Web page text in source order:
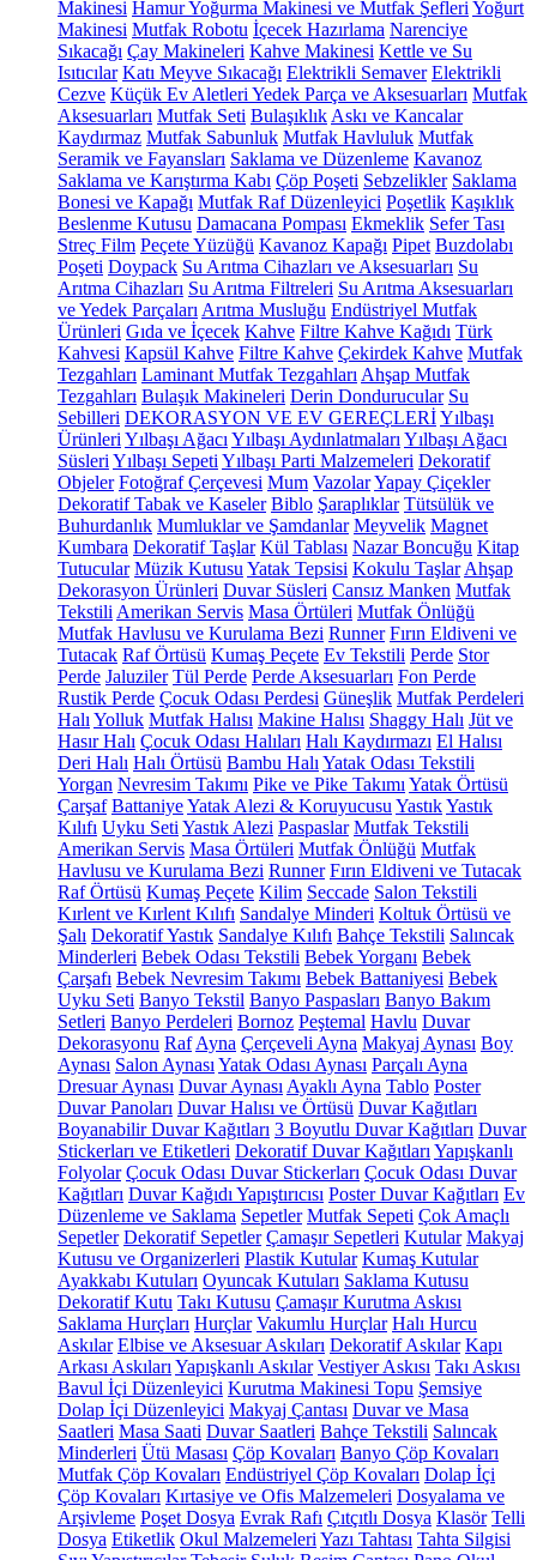
Makinesi Hamur Yoğurma Makinesi ve Mutfak Şefleri Yoğurt
Makinesi Mutfak Robotu İçecek Hazırlama Narenciye
Sıkacağı Çay Makineleri Kahve Makinesi Kettle ve Su
Isıtıcılar Katı Meyve Sıkacağı Elektrikli Semaver Elektrikli
Cezve Küçük Ev Aletleri Yedek Parça ve Aksesuarları Mutfak
Aksesuarları Mutfak Seti Bulaşıklık Askı ve Kancalar
Kaydırmaz Mutfak Sabunluk Mutfak Havluluk Mutfak
Seramik ve Fayansları Saklama ve Düzenleme Kavanoz
Saklama ve Karıştırma Kabı Çöp Poşeti Sebzelikler Saklama
Bonesi ve Kapağı Mutfak Raf Düzenleyici Poşetlik Kaşıklık
Beslenme Kutusu Damacana Pompası Ekmeklik Sefer Tası
Streç Film Peçete Yüzüğü Kavanoz Kapağı Pipet Buzdolabı
Poşeti Doypack Su Arıtma Cihazları ve Aksesuarları Su
Arıtma Cihazları Su Arıtma Filtreleri Su Arıtma Aksesuarları
ve Yedek Parçaları Arıtma Musluğu Endüstriyel Mutfak
Ürünleri Gıda ve İçecek Kahve Filtre Kahve Kağıdı Türk
Kahvesi Kapsül Kahve Filtre Kahve Çekirdek Kahve Mutfak
Tezgahları Laminant Mutfak Tezgahları Ahşap Mutfak
Tezgahları Bulaşık Makineleri Derin Dondurucular Su
Sebilleri DEKORASYON VE EV GEREÇLERİYılbaşı
Ürünleri Yılbaşı Ağacı Yılbaşı Aydınlatmaları Yılbaşı Ağacı
Süsleri Yılbaşı Sepeti Yılbaşı Parti Malzemeleri Dekoratif
Objeler Fotoğraf Çerçevesi Mum VazolarYapay Çiçekler
Dekoratif Tabak ve Kaseler Biblo Şaraplıklar Tütsülük ve
Buhurdanlık Mumluklar ve Şamdanlar Meyvelik Magnet
Kumbara Dekoratif Taşlar Kül Tablası Nazar Boncuğu Kitap
Tutucular Müzik Kutusu Yatak Tepsisi Kokulu Taşlar Ahşap
Dekorasyon Ürünleri Duvar Süsleri Cansız Manken Mutfak
Tekstili Amerikan Servis Masa Örtüleri Mutfak Önlüğü
Mutfak Havlusu ve Kurulama Bezi Runner Fırın Eldiveni ve
Tutacak Raf Örtüsü Kumaş Peçete Ev Tekstili Perde Stor
Perde Jaluziler Tül Perde Perde Aksesuarları Fon Perde
Rustik Perde Çocuk Odası Perdesi Güneşlik Mutfak Perdeleri
Halı Yolluk Mutfak Halısı Makine Halısı Shaggy Halı Jüt ve
Hasır Halı Çocuk Odası Halıları Halı Kaydırmazı El Halısı
Deri Halı Halı Örtüsü Bambu Halı Yatak Odası Tekstili
Yorgan Nevresim Takımı Pike ve Pike Takımı Yatak Örtüsü
Çarşaf BattaniyeYatak Alezi & Koruyucusu YastıkYastık
Kılıfı Uyku Seti Yastık Alezi Paspaslar Mutfak Tekstili
Amerikan Servis Masa Örtüleri Mutfak Önlüğü Mutfak
Havlusu ve Kurulama Bezi Runner Fırın Eldiveni ve Tutacak
Raf Örtüsü Kumaş Peçete Kilim Seccade Salon Tekstili
Kırlent ve Kırlent Kılıfı Sandalye Minderi Koltuk Örtüsü ve
Şalı Dekoratif Yastık Sandalye Kılıfı Bahçe Tekstili Salıncak
Minderleri Bebek Odası Tekstili Bebek Yorganı Bebek
Çarşafı Bebek Nevresim Takımı Bebek Battaniyesi Bebek
Uyku Seti Banyo Tekstil Banyo Paspasları Banyo Bakım
Setleri Banyo Perdeleri Bornoz Peştemal Havlu Duvar
Dekorasyonu Raf Ayna Çerçeveli Ayna Makyaj Aynası Boy
Aynası Salon Aynası Yatak Odası Aynası Parçalı Ayna
Dresuar Aynası Duvar Aynası Ayaklı Ayna Tablo Poster
Duvar Panoları Duvar Halısı ve Örtüsü Duvar Kağıtları
Boyanabilir Duvar Kağıtları 3 Boyutlu Duvar Kağıtları Duvar
Stickerları ve Etiketleri Dekoratif Duvar Kağıtları Yapışkanlı
Folyolar Çocuk Odası Duvar Stickerları Çocuk Odası Duvar
Kağıtları Duvar Kağıdı Yapıştırıcısı Poster Duvar Kağıtları Ev
Düzenleme ve Saklama Sepetler Mutfak Sepeti Çok Amaçlı
Sepetler Dekoratif Sepetler Çamaşır Sepetleri Kutular Makyaj
Kutusu ve Organizerleri Plastik Kutular Kumaş Kutular
Ayakkabı Kutuları Oyuncak Kutuları Saklama Kutusu
Dekoratif Kutu Takı Kutusu Çamaşır Kurutma Askısı
Saklama Hurçları Hurçlar Vakumlu Hurçlar Halı Hurcu
Askılar Elbise ve Aksesuar Askıları Dekoratif Askılar Kapı
Arkası Askıları Yapışkanlı Askılar Vestiyer Askısı Takı Askısı
Bavul İçi Düzenleyici Kurutma Makinesi Topu Şemsiye
Dolap İçi Düzenleyici Makyaj Çantası Duvar ve Masa
Saatleri Masa Saati Duvar Saatleri Bahçe Tekstili Salıncak
Minderleri Ütü Masası Çöp Kovaları Banyo Çöp Kovaları
Mutfak Çöp Kovaları Endüstriyel Çöp Kovaları Dolap İçi
Çöp Kovaları Kırtasiye ve Ofis Malzemeleri Dosyalama ve
Arşivleme Poşet Dosya Evrak Rafı Çıtçıtlı Dosya Klasör Telli
Dosya Etiketlik Okul Malzemeleri Yazı Tahtası Tahta Silgisi